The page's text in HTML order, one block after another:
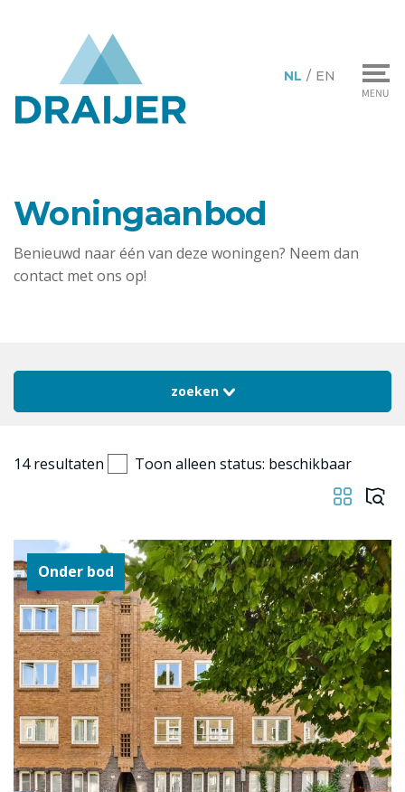
NL / EN
Woningaanbod
Benieuwd naar één van deze woningen? Neem dan
contact met ons op!
zoeken
14resultaten Toon alleen status: beschikbaar
Onder bod